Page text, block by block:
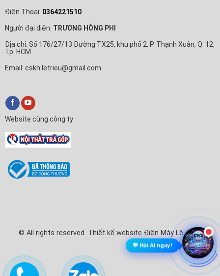
Điện Thoại: 0364221510
Người đại diện: TRƯƠNG HỒNG PHI
Địa chỉ: Số 176/27/13 Đường TX25, khu phố 2, P. Thạnh Xuân, Q. 12,
Tp. HCM
Email: cskh.letrieu@gmail.com
Website cùng công ty
© All rights reserved. Thiết kế website Điện Máy Lê Triều
💬 Hỏi AI ngay!